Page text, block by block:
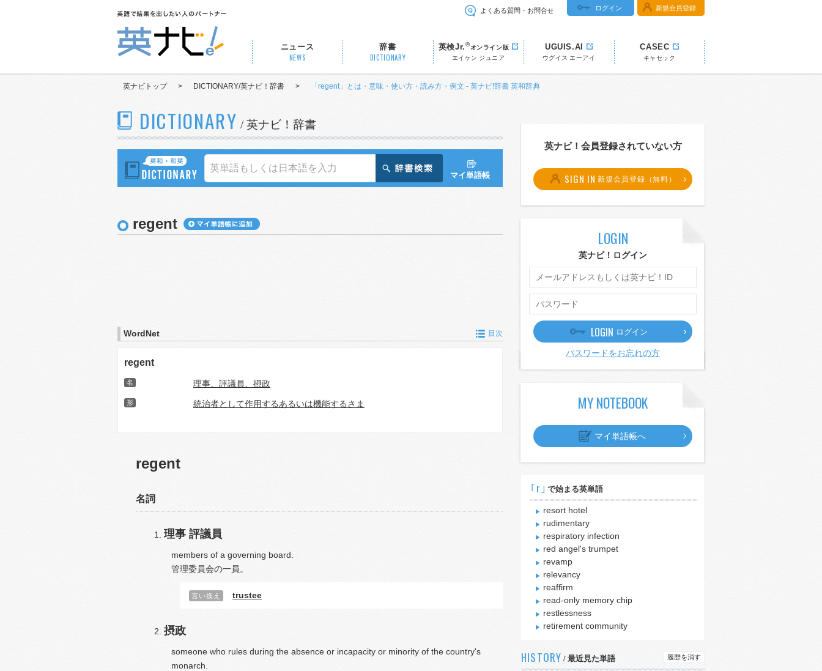
よくある質問・お問合せ ログイン 新規会員登録
ニュース
NEWS
辞書
DICTIONARY
英検Jr.®オンライン版
エイケン ジュニア
UGUIS.AI
ウグイス エーアイ
CASEC
キャセック
英ナビトップ > DICTIONARY/英ナビ！辞書 > 「regent」とは・意味・使い方・読み方・例文 - 英ナビ!辞書 英和辞典
DICTIONARY / 英ナビ！辞書
マイ単語帳
regent
WordNet 目次
regent
名 理事、評議員、摂政
形 統治者として作用するあるいは機能するさま
regent
名詞
理事 評議員
members of a governing board.
管理委員会の一員。
言い換え trustee
摂政
someone who rules during the absence or incapacity or minority of the country's
monarch.
英ナビ！会員登録されていない方
SIGN IN 新規会員登録（無料）
LOGIN
英ナビ！ログイン
LOGIN ログイン
パスワードをお忘れの方
MY NOTEBOOK
マイ単語帳へ
｢r｣ で始まる英単語
resort hotel
rudimentary
respiratory infection
red angel's trumpet
revamp
relevancy
reaffirm
read-only memory chip
restlessness
retirement community
HISTORY / 最近見た単語 履歴を消す